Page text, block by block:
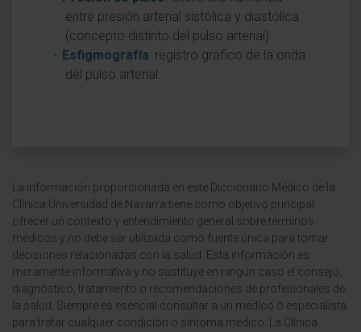
entre presión arterial sistólica y diastólica
(concepto distinto del pulso arterial).
Esfigmografía: registro gráfico de la onda
del pulso arterial.
La información proporcionada en este Diccionario Médico de la
Clínica Universidad de Navarra tiene como objetivo principal
ofrecer un contexto y entendimiento general sobre términos
médicos y no debe ser utilizada como fuente única para tomar
decisiones relacionadas con la salud. Esta información es
meramente informativa y no sustituye en ningún caso el consejo,
diagnóstico, tratamiento o recomendaciones de profesionales de
la salud. Siempre es esencial consultar a un médico o especialista
para tratar cualquier condición o síntoma médico. La Clínica